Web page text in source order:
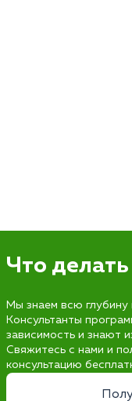
Что делать
Мы знаем всю глубину
Консультанты
зависимость и знают
Свяжитесь с нами и
консультацию